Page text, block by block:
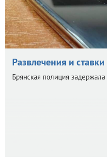
Развлечения и
Брянская полиция